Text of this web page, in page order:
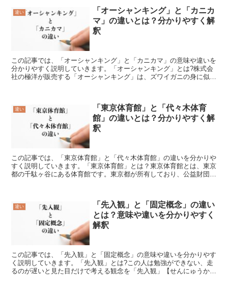
違い
「オーシャンキング」と「カニカ
マ」の違いとは？分かりやすく解
釈
この記事では、「オーシャンキング」と「カニカマ」の意味や違いを
分かりやすく説明していきます。「オーシャンキング」とは?株式会
社の極洋が販売する「オーシャンキング」は、ズワイガニの身に似た
違い
「東京体育館」と「代々木体育
館」の違いとは？分かりやすく解
釈
この記事では、「東京体育館」と「代々木体育館」の違いを分かりや
すく説明していきます。「東京体育館」とは？東京体育館とは、東京
都の千駄ヶ谷にある体育館です。東京都が所有しており、公益財団法
違い
「先入観」と「固定概念」の違い
とは？意味や違いを分かりやすく
解釈
この記事では、「先入観」と「固定概念」の意味や違いを分かりやす
く説明していきます。「先入観」とは?この人は勉強ができない、走
るのが遅いと見た目だけで考える観念を「先入観」【せんにゅうか